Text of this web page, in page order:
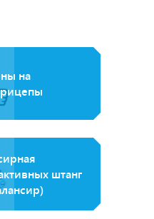
на
штанг